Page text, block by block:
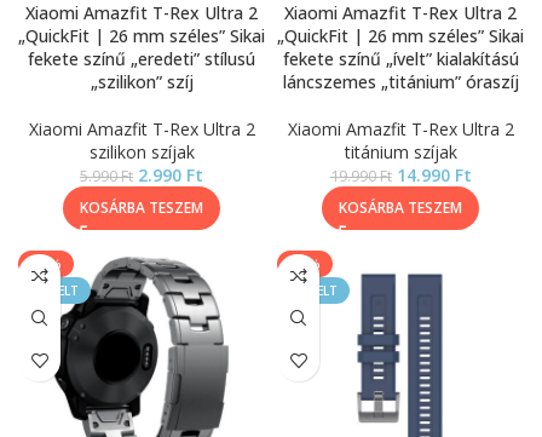
Xiaomi Amazfit T-Rex Ultra 2
„QuickFit | 26 mm széles” Sikai
fekete színű „eredeti” stílusú
„szilikon” szíj
Xiaomi Amazfit T-Rex Ultra 2
szilikon szíjak
5.990Ft 2.990 Ft
KOSÁRBA TESZEM
Xiaomi Amazfit T-Rex Ultra 2
„QuickFit | 26 mm széles” Sikai
fekete színű „ívelt” kialakítású
láncszemes „titánium” óraszíj
Xiaomi Amazfit T-Rex Ultra 2
titánium szíjak
19.990Ft 14.990 Ft
KOSÁRBA TESZEM
-25%
KIEMELT
-50%
KIEMELT